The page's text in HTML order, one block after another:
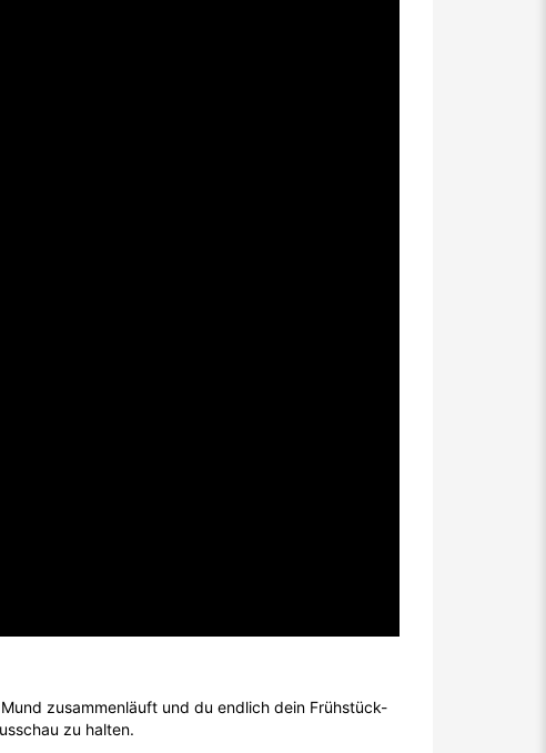
zusammenläuft und du endlich dein Frühstück-
zu halten.